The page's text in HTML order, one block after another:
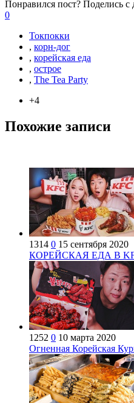
Понравился пост? Поделись с
0
Токпокки
, корн-дог
, корейская еда
, острое
, The Tea Party
+4
Похожие записи
1314 0 15 сентября 2020
КОРЕЙСКАЯ ЕДА В
1252 0 10 марта 2020
Огненная Корейская